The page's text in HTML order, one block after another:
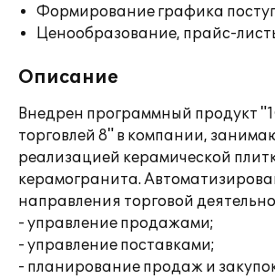
Формирование графика
Ценообразование, прайс-
Описание
Внедрен программный продукт
торговлей 8" в компании,
реализацией керамической
керамогранита.
направления торговой
- управление продажами;
- управление поставками;
- планирование продаж и